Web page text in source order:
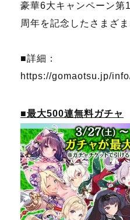
豪華6大キャンペーン第
周年を記念したさまざ
■詳細：
https://gomaotsu.jp/
■最大500連無料ガチャ